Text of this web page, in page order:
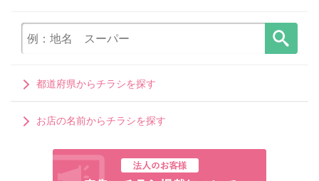
都道府県からチラシを探す
お店の名前からチラシを探す